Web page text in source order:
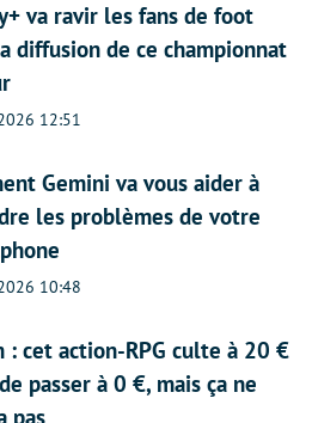
va ravir les fans de foot
diffusion de ce championnat
12:51
Gemini va vous aider à
les problèmes de votre
10:48
: cet action-RPG culte à 20 €
passer à 0 €, mais ça ne